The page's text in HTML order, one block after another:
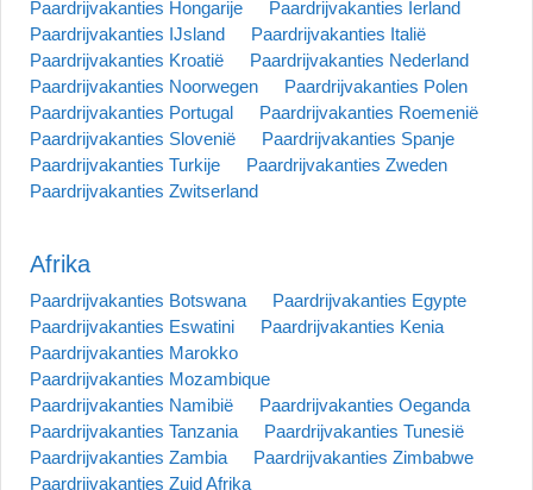
Paardrijvakanties Hongarije
Paardrijvakanties Ierland
Paardrijvakanties IJsland
Paardrijvakanties Italië
Paardrijvakanties Kroatië
Paardrijvakanties Nederland
Paardrijvakanties Noorwegen
Paardrijvakanties Polen
Paardrijvakanties Portugal
Paardrijvakanties Roemenië
Paardrijvakanties Slovenië
Paardrijvakanties Spanje
Paardrijvakanties Turkije
Paardrijvakanties Zweden
Paardrijvakanties Zwitserland
Afrika
Paardrijvakanties Botswana
Paardrijvakanties Egypte
Paardrijvakanties Eswatini
Paardrijvakanties Kenia
Paardrijvakanties Marokko
Paardrijvakanties Mozambique
Paardrijvakanties Namibië
Paardrijvakanties Oeganda
Paardrijvakanties Tanzania
Paardrijvakanties Tunesië
Paardrijvakanties Zambia
Paardrijvakanties Zimbabwe
Paardrijvakanties Zuid Afrika